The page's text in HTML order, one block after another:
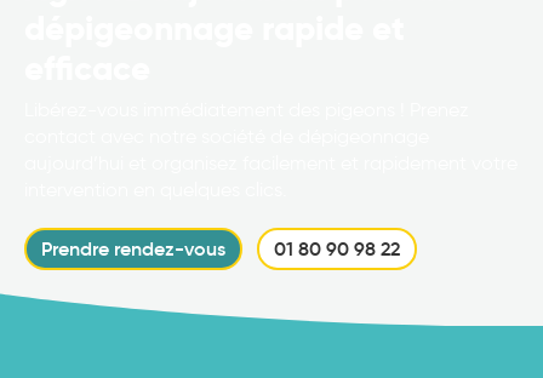
Prendre rendez-vous 01 80 90 98 22